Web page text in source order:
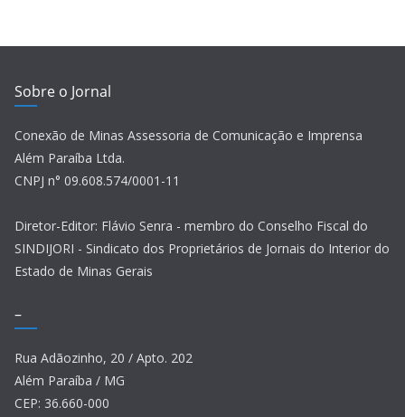
Sobre o Jornal
Conexão de Minas Assessoria de Comunicação e Imprensa
Além Paraíba Ltda.
CNPJ n° 09.608.574/0001-11
Diretor-Editor: Flávio Senra - membro do Conselho Fiscal do
SINDIJORI - Sindicato dos Proprietários de Jornais do Interior do
Estado de Minas Gerais
–
Rua Adãozinho, 20 / Apto. 202
Além Paraíba / MG
CEP: 36.660-000